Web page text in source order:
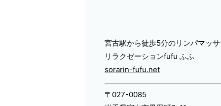
宮古駅から徒歩5分のリンパマッ
リラクゼーションfufu ふふ
sorarin-fufu.net
〒027-0085